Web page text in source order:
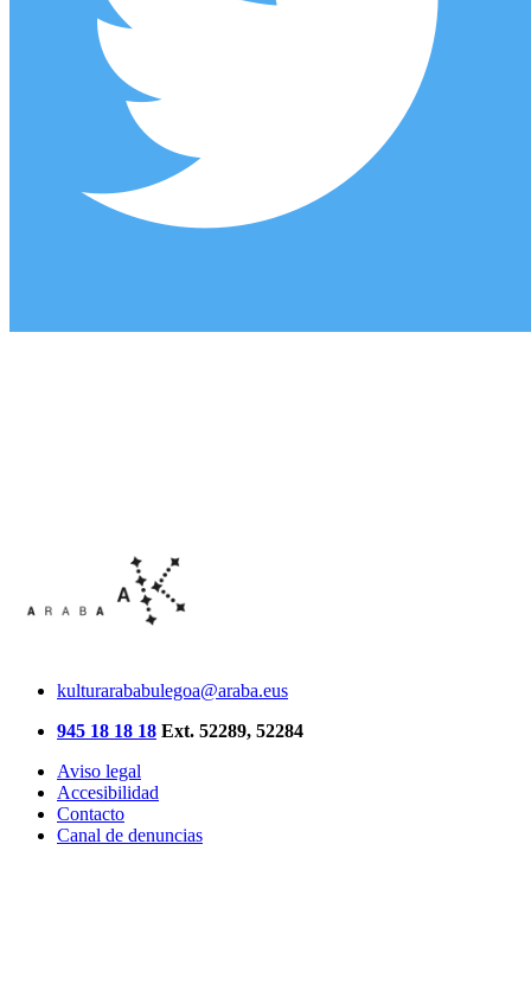
kulturarababulegoa@araba.eus
945 18 18 18 Ext. 52289, 52284
Aviso legal
Accesibilidad
Contacto
Canal de denuncias